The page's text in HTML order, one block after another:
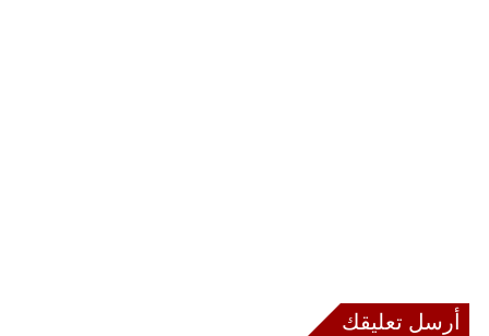
أرسل تعليقك